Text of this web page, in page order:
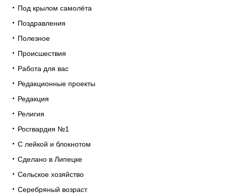
Под крылом самолёта
Поздравления
Полезное
Происшествия
Работа для вас
Редакционные проекты
Редакция
Религия
Росгвардия №1
С лейкой и блокнотом
Сделано в Липецке
Сельское хозяйство
Серебряный возраст